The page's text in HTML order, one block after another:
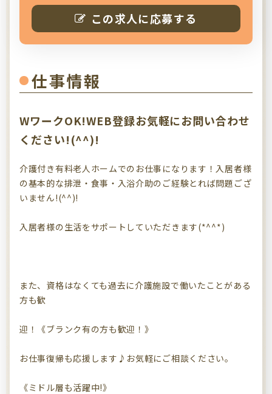
この求人に応募する
仕事情報
WワークOK!WEB登録お気軽にお問い合わせ
ください!(^^)!
介護付き有料老人ホームでのお仕事になります！入居者様
の基本的な排泄・食事・入浴介助のご経験とれば問題ござ
いません!(^^)!
入居者様の生活をサポートしていただきます(*^^*)
また、資格はなくても過去に介護施設で働いたことがある
方も歓
迎！《ブランク有の方も歓迎！》
お仕事復帰も応援します♪お気軽にご相談ください。
《ミドル層も活躍中!》